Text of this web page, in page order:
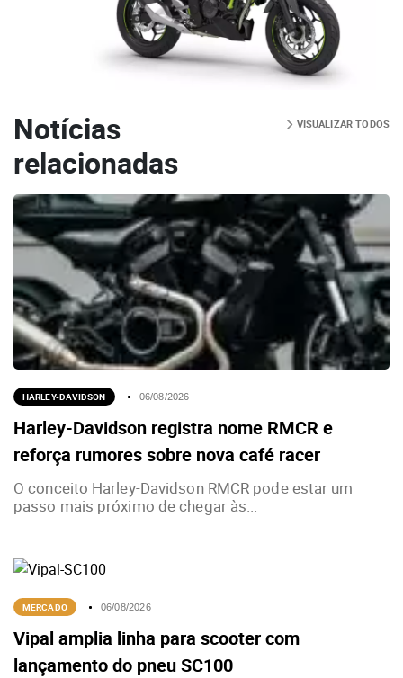
Notícias
relacionadas
VISUALIZAR TODOS
HARLEY-DAVIDSON 06/08/2026
Harley-Davidson registra nome RMCR e
reforça rumores sobre nova café racer
O conceito Harley-Davidson RMCR pode estar um
passo mais próximo de chegar às...
MERCADO 06/08/2026
Vipal amplia linha para scooter com
lançamento do pneu SC100